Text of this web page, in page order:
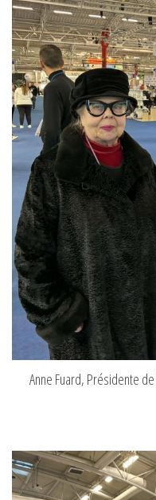
Anne Fuard, Présidente